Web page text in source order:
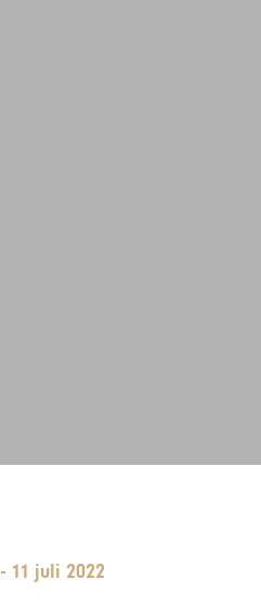
- 11 juli 2022